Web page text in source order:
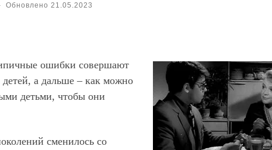
Обновлено21.05.2023
ошибки совершают
а дальше – как можно
детьми, чтобы они
сменилось со